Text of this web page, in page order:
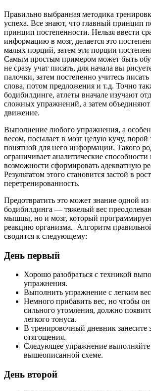
Правильно выбранная методика
успеха. Все знают, что главный принцип
принцип постепенности. Нельзя ввести
информацию в мозг, делается это
малых порций, затем эти порции
Самым простым примером может быть
не сразу учат писать, для начала вы
палочки, затем постепенно учитесь
слова, потом предложения и т.д. Точно
бодибилдинге, атлеты вначале изучают
сложных упражнений, а затем
движение.
Выполнение любого упражнения, а
весом, посылает в мозг целую кучу, порой
понятной для него информации. Такого
ограничивает аналитические способности
возможности сформировать адекватную
Результатом этого становится застой в
перетренированность.
Предотвратить это может знание одной из
бодибилдинга — тяжелый вес
мышцы, но и мозг, который
реакцию организма. Алгоритм
сводится к следующему:
День первый
Хорошо разобраться с техникой
упражнения.
Выполнить упражнение с легким
Немного прибавить вес, но чтобы
сильного утомления, должно
легкого тонуса.
В тренировочный дневник занесите
отягощения.
Следующее упражнение
вышеописанной схеме.
День второй